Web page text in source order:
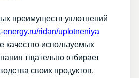
преимуществ уплотнений
energy.ru/ridan/uplotneniya
качество используемых
тщательно отбирает
своих продуктов,